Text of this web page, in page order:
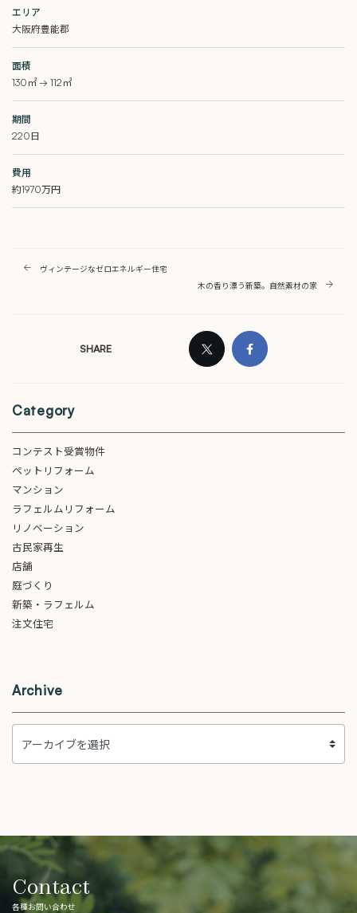
エリア
大阪府豊能郡
面積
130㎡ → 112㎡
期間
220日
費用
約1970万円
ヴィンテージなゼロエネルギー住宅
木の香り漂う新築。自然素材の家
SHARE
Category
コンテスト受賞物件
ペットリフォーム
マンション
ラフェルムリフォーム
リノベーション
古民家再生
店舗
庭づくり
新築・ラフェルム
注文住宅
Archive
Contact
各種お問い合わせ